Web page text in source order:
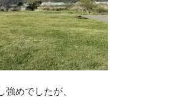
強めでしたが、